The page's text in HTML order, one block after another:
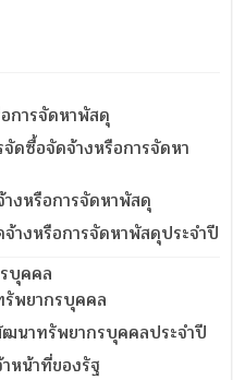
การจัดหาพัสดุ
ดซื้อจัดจ้างหรือการจัดหา
งหรือการจัดหาพัสดุ
างหรือการจัดหาพัสดุประจำปี
บุคคล
พยากรบุคคล
นาทรัพยากรบุคคลประจำปี
หน้าที่ของรัฐ